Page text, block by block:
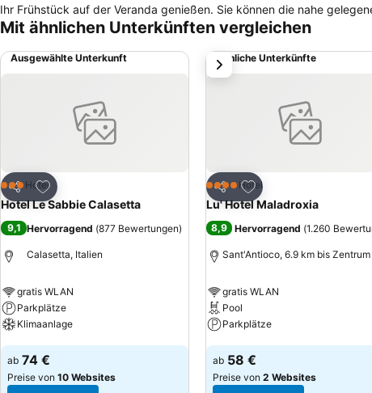
Ihr Frühstück auf der Veranda genießen. Sie können die nahe gelegenen Museen und archäologischen Stätten besuchen oder eine Vielzahl von
Wassersportarten im glitzernden Meer genießen. Das Le Sabbie
Bewertungen bietet diese Unterkunft das beste Preis-Leistungs-
bekommen Gäste hier mehr für ihr Geld.
Mit ähnlichen Unterkünften vergleichen
Ausgewählte Unterkunft
Teilen
Zu Favoriten hinzufügen
3 SterneHotel
Hotel Le Sabbie Calasetta
9,1 Hervorragend (877 Bewertungen)
Calasetta, Italien
gratis WLAN
Parkplätze
Klimaanlage
Preise sehen
ab 74 €
Preise von 10 Websites
Ähnliche Unterkünfte
Teilen
Zu Favoriten
4 SterneHotel
Lu' Hotel Maladroxia
8,9 Hervorragend (1.260
Sant'Antioco, 6.9 km bis Zentrum
gratis WLAN
Pool
Parkplätze
Preise sehen
ab 58 €
Preise von 2 Websites
weiter